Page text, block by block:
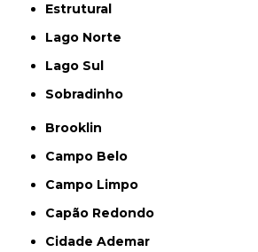
Estrutural
Lago Norte
Lago Sul
Sobradinho
Brooklin
Campo Belo
Campo Limpo
Capão Redondo
Cidade Ademar